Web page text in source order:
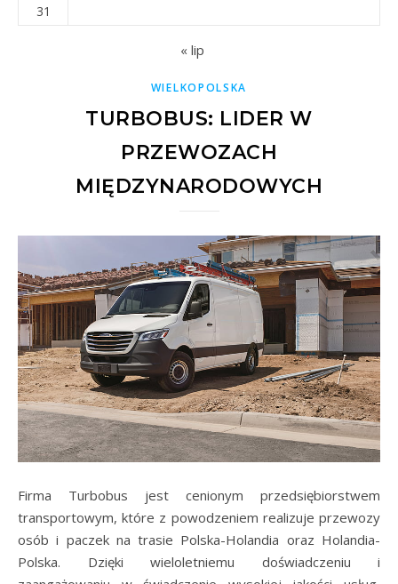
31
« lip
WIELKOPOLSKA
TURBOBUS: LIDER W
PRZEWOZACH
MIĘDZYNARODOWYCH
Firma Turbobus jest cenionym przedsiębiorstwem
transportowym, które z powodzeniem realizuje przewozy
osób i paczek na trasie Polska-Holandia oraz Holandia-
Polska. Dzięki wieloletniemu doświadczeniu i